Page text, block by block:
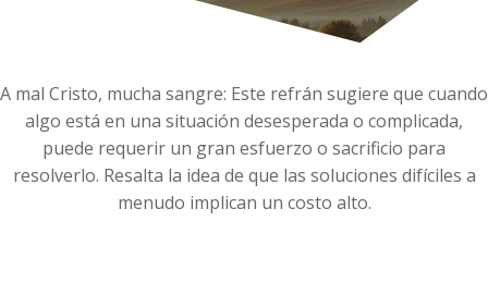
A mal Cristo, mucha sangre: Este refrán sugiere que cuando
algo está en una situación desesperada o complicada,
puede requerir un gran esfuerzo o sacrificio para
resolverlo. Resalta la idea de que las soluciones difíciles a
menudo implican un costo alto.